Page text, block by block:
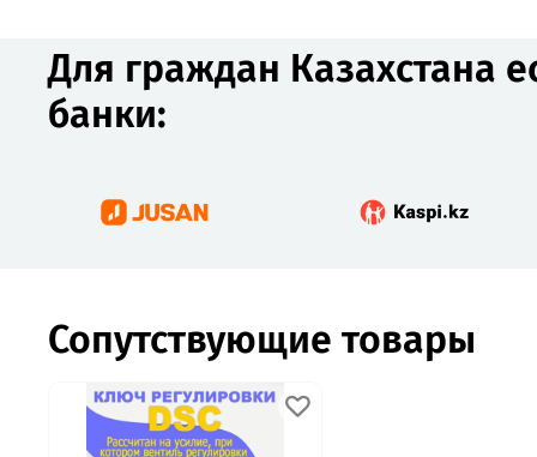
Для граждан Казахстана
банки:
Сопутствующие товары